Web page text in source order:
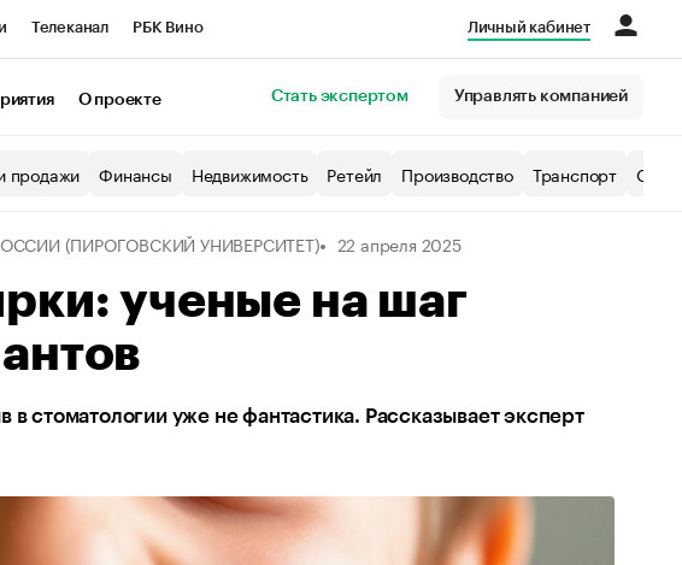
Телеканал РБК Вино
Бизнес
Личный кабинет
О проекте Стать экспертом Управлять компанией
продажи Финансы Недвижимость Ретейл Производство Транспорт
(ПИРОГОВСКИЙ УНИВЕРСИТЕТ) 22 апреля 2025
ученые на шаг
стоматологии уже не фантастика. Рассказывает эксперт